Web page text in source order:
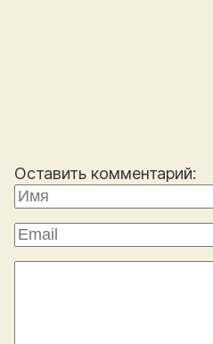
Оставить комментарий: